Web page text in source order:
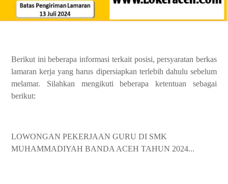
Berikut ini beberapa informasi terkait posisi, persyaratan berkas
lamaran kerja yang harus dipersiapkan terlebih dahulu sebelum
melamar. Silahkan mengikuti beberapa ketentuan sebagai
berikut:
LOWONGAN PEKERJAAN GURU DI SMK
MUHAMMADIYAH BANDA AСЕН TAHUN 2024...